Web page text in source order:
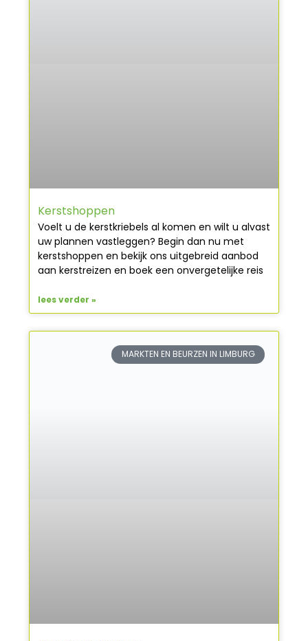
Kerstshoppen
Voelt u de kerstkriebels al komen en wilt u alvast
uw plannen vastleggen? Begin dan nu met
kerstshoppen en bekijk ons uitgebreid aanbod
aan kerstreizen en boek een onvergetelijke reis
lees verder »
MARKTEN EN BEURZEN IN LIMBURG